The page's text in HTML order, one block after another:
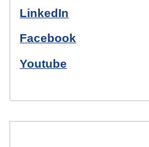
LinkedIn
Facebook
Youtube